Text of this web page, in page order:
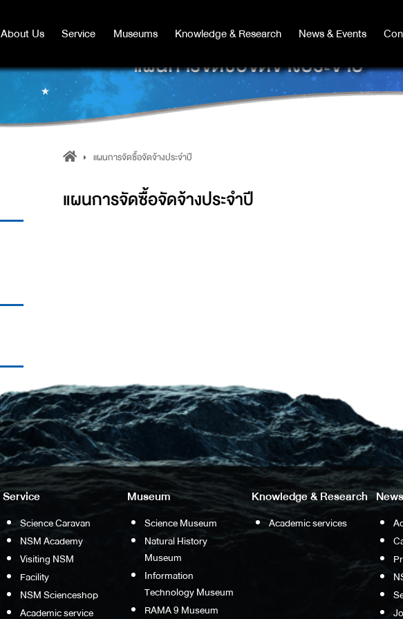
About Us Service Museums Knowledge & Research News & Events
About Us Service Museums Knowledge & Research News & Events
แผนการจัดซื้อจัดจ้างประจำปี
แผนการจัดซื้อจัดจ้างประจำปี
แผนการจัดซื้อจัดจ้างประจำปี
Service
Science Caravan
NSM Academy
Visiting NSM
Facility
NSM Scienceshop
Academic service
Museum
Science Museum
Natural History
Museum
Information
Technology Museum
RAMA 9 Museum
Knowledge & Research
Academic services